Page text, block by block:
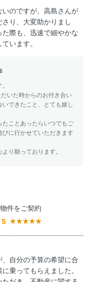
いのですが、高島さんが
り、大変助かりまし
際も、迅速で細やかな
います。
いた時からのお付き合い
できたこと、とても嬉し
ことあったらいつでもご
に行かせていただきます
り願っております。
件をご契約
5
自分の予算の希望に合
乗ってもらえました。